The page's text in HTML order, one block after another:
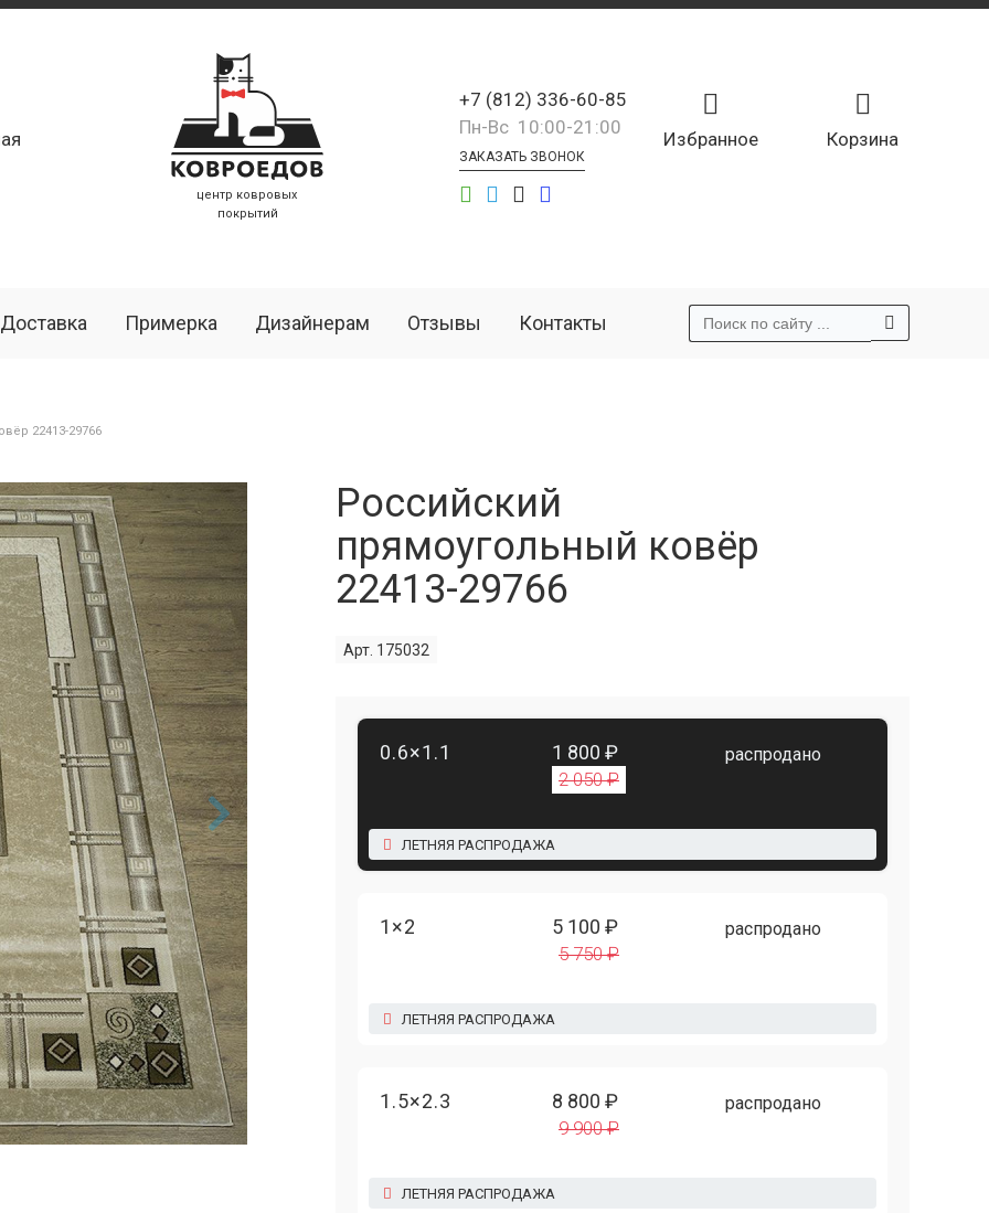
центр ковровых
покрытий
Корзина
Избранное
+7 (812) 336-60-85
Пн-Вс 10:00-21:00
ЗАКАЗАТЬ ЗВОНОК
Доставка Примерка Дизайнерам Отзывы Контакты
22413-29766
Российский
прямоугольный ковёр
22413-29766
Арт. 175032
0.6×1.1 1 800 ₽
2 050 ₽
распродано
ЛЕТНЯЯ РАСПРОДАЖА
1×2 5 100 ₽
5 750 ₽
распродано
ЛЕТНЯЯ РАСПРОДАЖА
1.5×2.3 8 800 ₽
9 900 ₽
распродано
ЛЕТНЯЯ РАСПРОДАЖА